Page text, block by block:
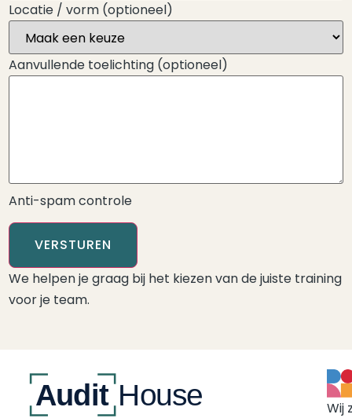
Locatie / vorm (optioneel)
Aanvullende toelichting (optioneel)
Anti-spam controle
VERSTUREN
We helpen je graag bij het kiezen van de juiste training
voor je team.
Wij